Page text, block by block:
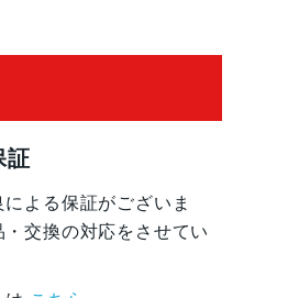
証
よる保証がございま
交換の対応をさせてい